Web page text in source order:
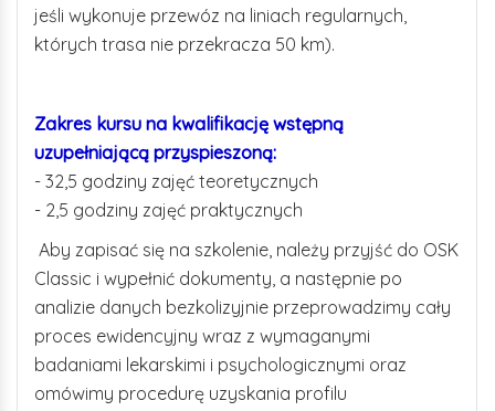
jeśli wykonuje przewóz na liniach regularnych,
których trasa nie przekracza 50 km).
Zakres kursu na kwalifikację wstępną
uzupełniającą przyspieszoną:
- 32,5 godziny zajęć teoretycznych
- 2,5 godziny zajęć praktycznych
Aby zapisać się na szkolenie, należy przyjść do OSK
Classic i wypełnić dokumenty, a następnie po
analizie danych bezkolizyjnie przeprowadzimy cały
proces ewidencyjny wraz z wymaganymi
badaniami lekarskimi i psychologicznymi oraz
omówimy procedurę uzyskania profilu